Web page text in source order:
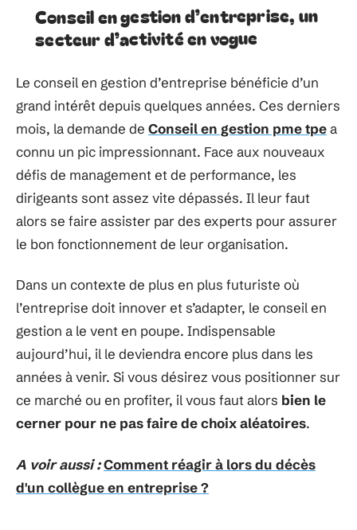
Conseil en gestion d’entreprise, un
secteur d’activité en vogue
Le conseil en gestion d’entreprise bénéficie d’un
grand intérêt depuis quelques années. Ces derniers
mois, la demande de Conseil en gestion pme tpea
connu un pic impressionnant. Face aux nouveaux
défis de management et de performance, les
dirigeants sont assez vite dépassés. Il leur faut
alors se faire assister par des experts pour assurer
le bon fonctionnement de leur organisation.
Dans un contexte de plus en plus futuriste où
l’entreprise doit innover et s’adapter, le conseil en
gestion a le vent en poupe. Indispensable
aujourd’hui, il le deviendra encore plus dans les
années à venir. Si vous désirez vous positionner sur
ce marché ou en profiter, il vous faut alors bien le
cerner pour ne pas faire de choix aléatoires.
A voir aussi :Comment réagir à lors du décès
d'un collègue en entreprise ?